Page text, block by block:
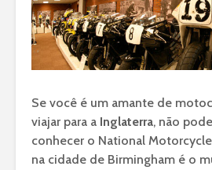
Se você é um amante de
viajar para a Inglaterra, não
conhecer o National
na cidade de Birmingham é o